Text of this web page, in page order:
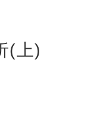
(上)